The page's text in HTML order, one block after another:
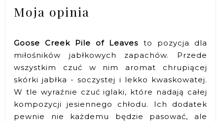
Moja opinia
Goose Creek Pile of Leaves to pozycja dla
miłośników jabłkowych zapachów. Przede
wszystkim czuć w nim aromat chrupiącej
skórki jabłka - soczystej i lekko kwaskowatej.
W tle wyraźnie czuć iglaki, które nadają całej
kompozycji jesiennego chłodu. Ich dodatek
pewnie nie każdemu będzie pasować, ale